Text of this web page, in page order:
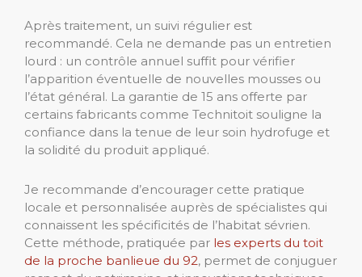
Après traitement, un suivi régulier est
recommandé. Cela ne demande pas un entretien
lourd : un contrôle annuel suffit pour vérifier
l’apparition éventuelle de nouvelles mousses ou
l’état général. La garantie de 15 ans offerte par
certains fabricants comme Technitoit souligne la
confiance dans la tenue de leur soin hydrofuge et
la solidité du produit appliqué.
Je recommande d’encourager cette pratique
locale et personnalisée auprès de spécialistes qui
connaissent les spécificités de l’habitat sévrien.
Cette méthode, pratiquée par les experts du toit
de la proche banlieue du 92, permet de conjuguer